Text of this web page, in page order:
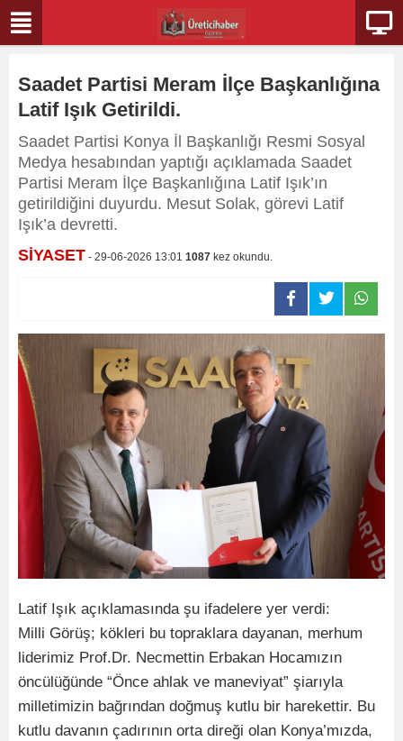
Saadet Partisi Meram İlçe Başkanlığına
Latif Işık Getirildi.
Saadet Partisi Konya İl Başkanlığı Resmi Sosyal
Medya hesabından yaptığı açıklamada Saadet
Partisi Meram İlçe Başkanlığına Latif Işık’ın
getirildiğini duyurdu. Mesut Solak, görevi Latif
Işık’a devretti.
SİYASET - 29-06-2026 13:01 1087 kez okundu.
Latif Işık açıklamasında şu ifadelere yer verdi:
Milli Görüş; kökleri bu topraklara dayanan, merhum
liderimiz Prof.Dr. Necmettin Erbakan Hocamızın
öncülüğünde “Önce ahlak ve maneviyat” şiarıyla
milletimizin bağrından doğmuş kutlu bir harekettir. Bu
kutlu davanın çadırının orta direği olan Konya’mızda,